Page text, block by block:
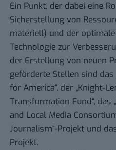
Ein Punkt, der dabei eine
Sicherstellung von
materiell) und der
Technologie zur
der Erstellung von neuen
geförderte Stellen sind das
for America“, der „Knight-
Transformation Fund“, das
and Local Media
Journalism“-Projekt und
Projekt.